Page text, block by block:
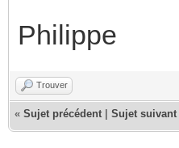
Philippe
Trouver
« Sujet précédent Sujet suivant